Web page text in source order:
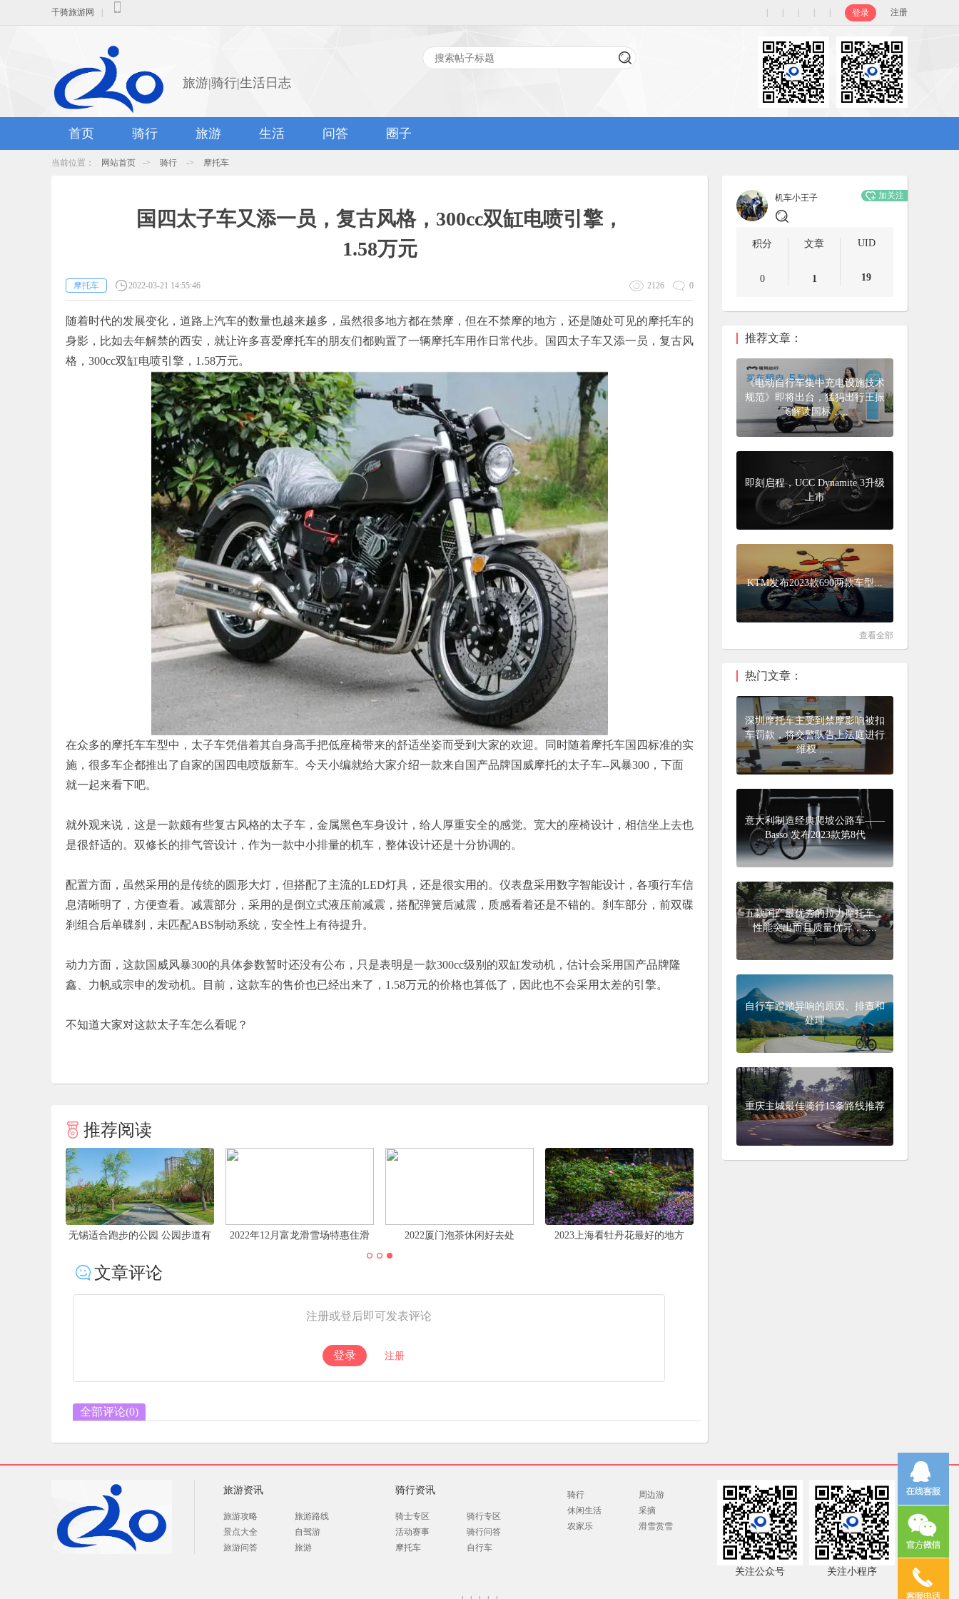
千骑旅游网 登录 注册
旅游|骑行|生活日志
首页 骑行 旅游 生活 问答 圈子
当前位置： 网站首页 -> 骑行 -> 摩托车
国四太子车又添一员，复古风格，300cc双缸电喷引擎，
1.58万元
摩托车 2022-03-21 14:55:46 2126 0
随着时代的发展变化，道路上汽车的数量也越来越多，虽然很多地方都在禁摩，但在不禁摩的地方，还是随处可见的摩托车的
身影，比如去年解禁的西安，就让许多喜爱摩托车的朋友们都购置了一辆摩托车用作日常代步。国四太子车又添一员，复古风
格，300cc双缸电喷引擎，1.58万元。
在众多的摩托车车型中，太子车凭借着其自身高手把低座椅带来的舒适坐姿而受到大家的欢迎。同时随着摩托车国四标准的实
施，很多车企都推出了自家的国四电喷版新车。今天小编就给大家介绍一款来自国产品牌国威摩托的太子车--风暴300，下面
就一起来看下吧。
就外观来说，这是一款颇有些复古风格的太子车，金属黑色车身设计，给人厚重安全的感觉。宽大的座椅设计，相信坐上去也
是很舒适的。双修长的排气管设计，作为一款中小排量的机车，整体设计还是十分协调的。
配置方面，虽然采用的是传统的圆形大灯，但搭配了主流的LED灯具，还是很实用的。仪表盘采用数字智能设计，各项行车信
息清晰明了，方便查看。减震部分，采用的是倒立式液压前减震，搭配弹簧后减震，质感看着还是不错的。刹车部分，前双碟
刹组合后单碟刹，未匹配ABS制动系统，安全性上有待提升。
动力方面，这款国威风暴300的具体参数暂时还没有公布，只是表明是一款300cc级别的双缸发动机，估计会采用国产品牌隆
鑫、力帆或宗申的发动机。目前，这款车的售价也已经出来了，1.58万元的价格也算低了，因此也不会采用太差的引擎。
不知道大家对这款太子车怎么看呢？
推荐阅读
无锡适合跑步的公园 公园步道有
2022年12月富龙滑雪场特惠住滑
2022厦门泡茶休闲好去处 2023上海看牡丹花最好的地方
文章评论
注册或登后即可发表评论
登录 注册
全部评论(0)
机车小王子 加关注
积分
0
文章
1
UID
19
推荐文章：
《电动自行车集中充电设施技术
规范》即将出台，猛犸出行王振
飞解读国标 .....
即刻启程，UCC Dynamite 3升级
上市
KTM发布2023款690两款车型...
查看全部
热门文章：
深圳摩托车主受到禁摩影响被扣
车罚款，将交警队告上法庭进行
维权 .....
意大利制造经典爬坡公路车——
Basso 发布2023款第8代
五款国产最优秀的拉力摩托车，
性能突出而且质量优异，.....
自行车蹬踏异响的原因、排查和
处理
重庆主城最佳骑行15条路线推荐
旅游资讯
旅游攻略
旅游路线
景点大全
自驾游
旅游问答
旅游
骑行资讯
骑士专区
骑行专区
活动赛事
骑行问答
摩托车
自行车
骑行
周边游
休闲生活
采摘
农家乐
滑雪赏雪
关注公众号 关注小程序